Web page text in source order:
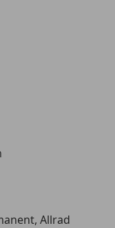
Allrad